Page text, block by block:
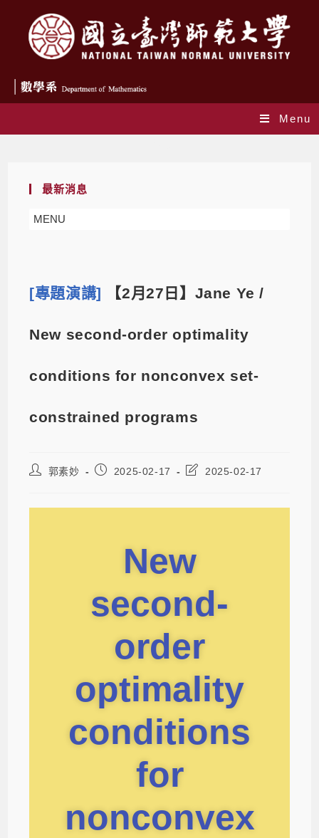
Menu
最新消息
MENU
[專題演講] 【2月27日】Jane Ye /
New second-order optimality
conditions for nonconvex set-
constrained programs
郭素妙 2025-02-17 2025-02-17
New
second-
order
optimality
conditions
for
nonconvex